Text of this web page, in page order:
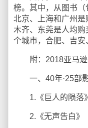
榜。其中，从图书（
北京、上海和广州
木齐、东莞是人均
个城市，合肥、吉安
附：2018亚马逊
一、40年·25部影
1.《巨人的陨落》
2.《无声告白》